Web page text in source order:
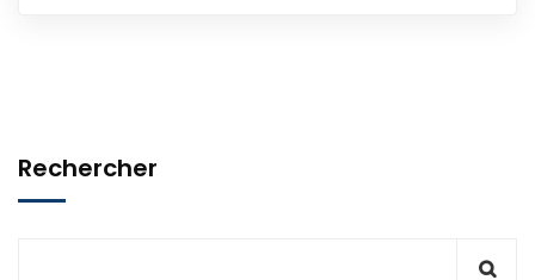
Rechercher